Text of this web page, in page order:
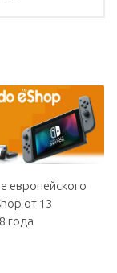
европейского
от 13
года